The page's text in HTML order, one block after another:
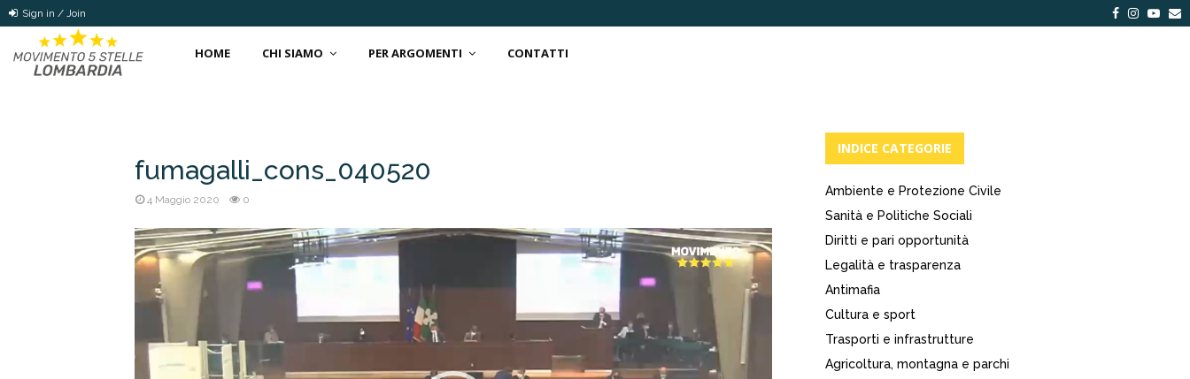
Sign in / Join Facebook
HOME CHI SIAMO PER ARGOMENTI CONTATTI
fumagalli_cons_040520
4 Maggio 2020 0
Video
Player
INDICE CATEGORIE
Ambiente e Protezione Civile
Sanità e Politiche Sociali
Diritti e pari opportunità
Legalità e trasparenza
Antimafia
Cultura e sport
Trasporti e infrastrutture
Agricoltura, montagna e parchi